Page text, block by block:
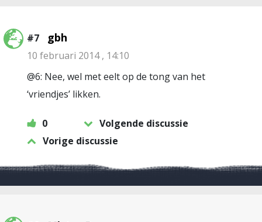
#7 gbh
10 februari 2014 , 14:10
@6: Nee, wel met eelt op de tong van het
‘vriendjes’ likken.
0
Volgende discussie
Vorige discussie